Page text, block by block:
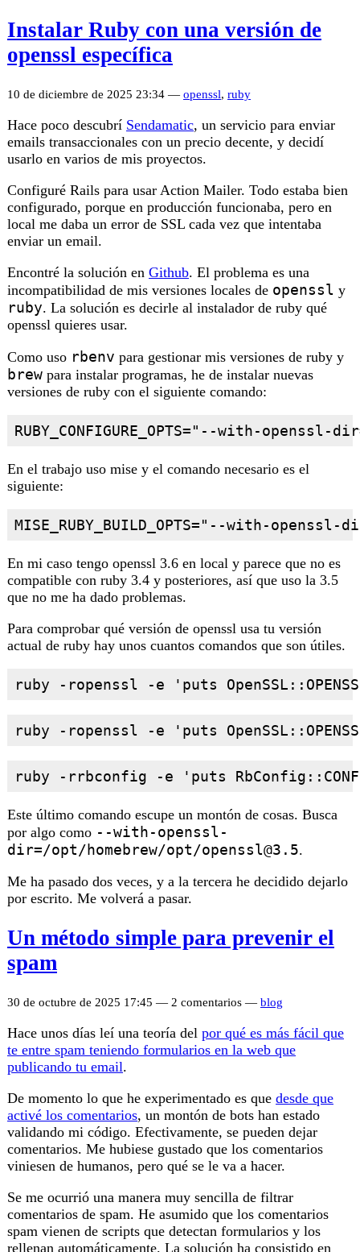
Instalar Ruby con una versión de
openssl específica
10 de diciembre de 2025 23:34 — openssl, ruby
Hace poco descubrí Sendamatic, un servicio para enviar
emails transaccionales con un precio decente, y decidí
usarlo en varios de mis proyectos.
Configuré Rails para usar Action Mailer. Todo estaba bien
configurado, porque en producción funcionaba, pero en
local me daba un error de SSL cada vez que intentaba
enviar un email.
Encontré la solución en Github. El problema es una
incompatibilidad de mis versiones locales de openssl y
ruby. La solución es decirle al instalador de ruby qué
openssl quieres usar.
Como uso rbenv para gestionar mis versiones de ruby y
brew para instalar programas, he de instalar nuevas
versiones de ruby con el siguiente comando:
RUBY_CONFIGURE_OPTS="--with-
En el trabajo uso mise y el comando necesario es el
siguiente:
MISE_RUBY_BUILD_OPTS="--with-
En mi caso tengo openssl 3.6 en local y parece que no es
compatible con ruby 3.4 y posteriores, así que uso la 3.5
que no me ha dado problemas.
Para comprobar qué versión de openssl usa tu versión
actual de ruby hay unos cuantos comandos que son útiles.
Este último comando escupe un montón de cosas. Busca
por algo como --with-openssl-
dir=/opt/homebrew/opt/openssl@3.5.
Me ha pasado dos veces, y a la tercera he decidido dejarlo
por escrito. Me volverá a pasar.
Un método simple para prevenir el
spam
30 de octubre de 2025 17:45 — 2 comentarios — blog
Hace unos días leí una teoría del por qué es más fácil que
te entre spam teniendo formularios en la web que
publicando tu email.
De momento lo que he experimentado es que desde que
activé los comentarios, un montón de bots han estado
validando mi código. Efectivamente, se pueden dejar
comentarios. Me hubiese gustado que los comentarios
viniesen de humanos, pero qué se le va a hacer.
Se me ocurrió una manera muy sencilla de filtrar
comentarios de spam. He asumido que los comentarios
spam vienen de scripts que detectan formularios y los
rellenan automáticamente. La solución ha consistido en